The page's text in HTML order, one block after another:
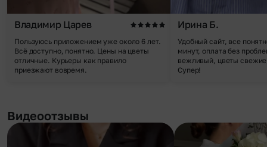
Владимир Царев
Пользуюсь приложением уже около 6 лет.
Всё доступно, понятно. Цены на цветы
отличные. Курьеры как правило
приезжают вовремя.
Ирина Б.
Удобный сайт, все
минут, оплата без
вежливый, цветы
Супер!
Видеоотзывы